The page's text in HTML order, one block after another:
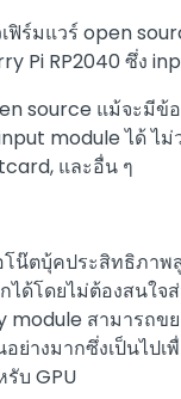
ฟิร์มแวร์ open
Pi RP2040 ซึ่ง
source แม้จะมีข้
module ได้ ไ
และอื่น ๆ
น๊ตบุ้คประสิทธิภาพ
ได้โดยไม่ต้องสนใ
module สามารถ
างมากซึ่งเป็นไปเ
บ GPU